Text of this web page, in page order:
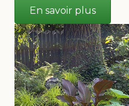
En savoir plus